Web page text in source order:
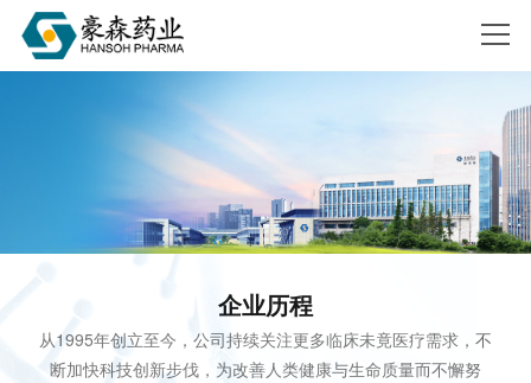
搜索
企业历程
从1995年创立至今，公司持续关注更多临床未竟医疗需求，不
断加快科技创新步伐，为改善人类健康与生命质量而不懈努